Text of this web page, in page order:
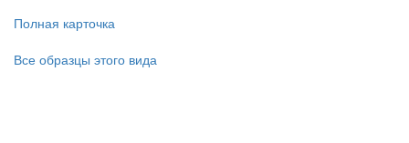
Полная карточка
Все образцы этого вида